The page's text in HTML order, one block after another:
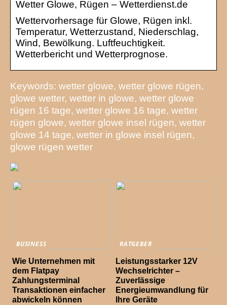
Wetter Glowe, Rügen – Wetterdienst.de
Wettervorhersage für Glowe, Rügen inkl.
Temperatur, Wetterzustand, Niederschlag,
Wind, Bewölkung. Luftfeuchtigkeit.
Wetterbericht und Wetterprognose.
Keywords: wetter glowe, wetter glowe rügen,
glowe wetter, wetter in glowe, wetter glowe
rügen 16 tage, wetter glowe 16 tage, wetter
rügen glowe, wetter glowe insel rügen, wetter
glowe 14 tage, wetter in glowe insel rügen,
glowe rügen wetter
BUSINESS
Wie Unternehmen mit
dem Flatpay
Zahlungsterminal
Transaktionen einfacher
abwickeln können
RATGEBER
Leistungsstarker 12V
Wechselrichter –
Zuverlässige
Energieumwandlung für
Ihre Geräte